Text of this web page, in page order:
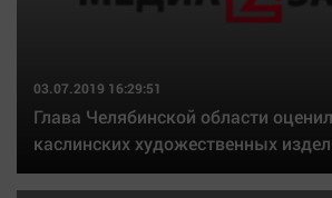
03.07.2019 16:29:51
Глава Челябинской области
каслинских художественных